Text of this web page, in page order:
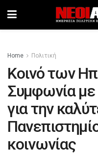
Home Πολιτική
Κοινό των
Συμφωνία με
για την
κοινωνίας